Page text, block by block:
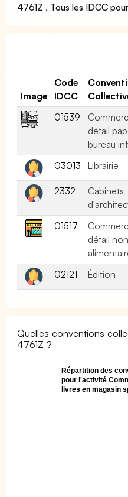
4761Z , Tous les IDCC
Image
Code
IDCC
01539
détail
bureau
03013 Librairie
2332
Cabinets
01517
détail non
02121 Édition
Quelles conventions
4761Z ?
Répartition des
pour l'activité
livres en magasin